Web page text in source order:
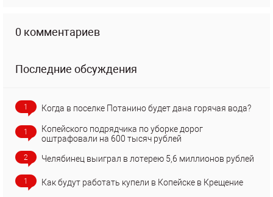
0 комментариев
Последние обсуждения
1 Когда в поселке Потанино будет дана горячая вода?
1
Копейского подрядчика по уборке дорог
оштрафовали на 600 тысяч рублей
2 Челябинец выиграл в лотерею 5,6 миллионов рублей
1 Как будут работать купели в Копейске в Крещение